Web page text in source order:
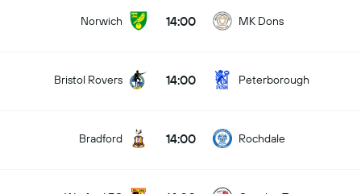
Norwich 14:00 MK Dons
Bristol Rovers 14:00 Peterborough
Bradford 14:00 Rochdale